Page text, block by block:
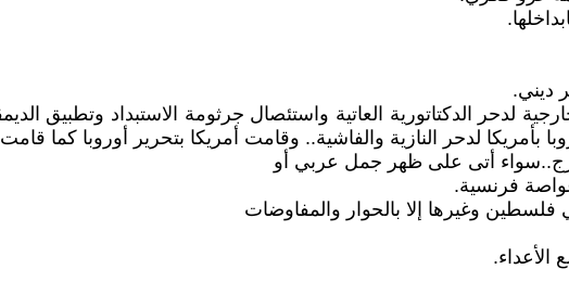
لدحر الدكتاتورية العاتية واستئصال جرثومة الاستبداد وتطبيق
بأمريكا لدحر النازية والفاشية.. وقامت أمريكا بتحرير أوروبا كما
فرنسية.